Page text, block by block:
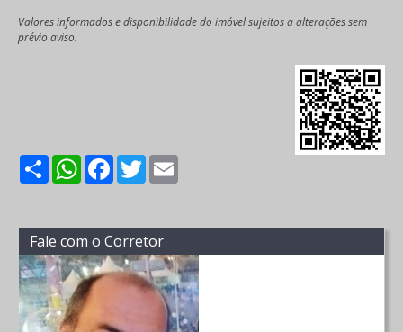
Valores informados e disponibilidade do imóvel sujeitos a alterações sem
prévio aviso.
ShareWhatsApp
Facebook
Twitter
Fale com o Corretor